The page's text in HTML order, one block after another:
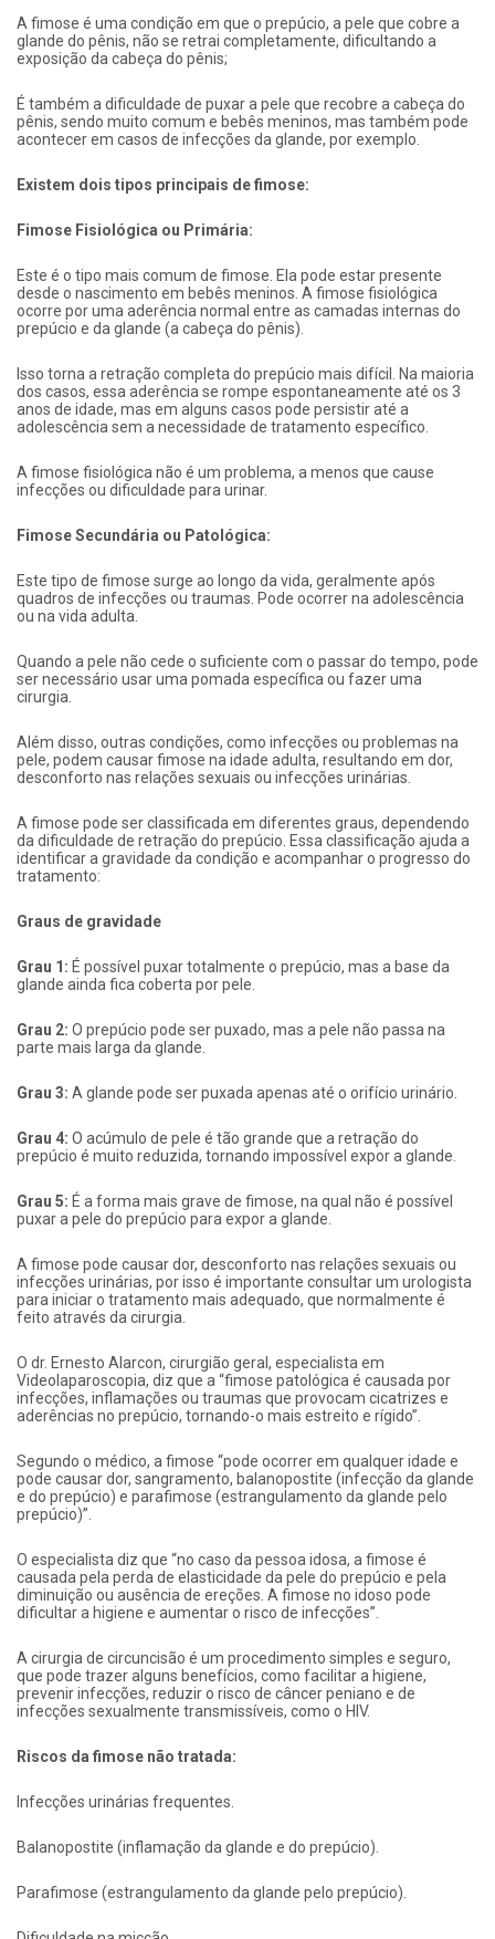
A fimose é uma condição em que o prepúcio, a pele que cobre a
glande do pênis, não se retrai completamente, dificultando a
exposição da cabeça do pênis;
É também a dificuldade de puxar a pele que recobre a cabeça do
pênis, sendo muito comum e bebês meninos, mas também pode
acontecer em casos de infecções da glande, por exemplo.
Existem dois tipos principais de fimose:
Fimose Fisiológica ou Primária:
Este é o tipo mais comum de fimose. Ela pode estar presente
desde o nascimento em bebês meninos. A fimose fisiológica
ocorre por uma aderência normal entre as camadas internas do
prepúcio e da glande (a cabeça do pênis).
Isso torna a retração completa do prepúcio mais difícil. Na maioria
dos casos, essa aderência se rompe espontaneamente até os 3
anos de idade, mas em alguns casos pode persistir até a
adolescência sem a necessidade de tratamento específico.
A fimose fisiológica não é um problema, a menos que cause
infecções ou dificuldade para urinar.
Fimose Secundária ou Patológica:
Este tipo de fimose surge ao longo da vida, geralmente após
quadros de infecções ou traumas. Pode ocorrer na adolescência
ou na vida adulta.
Quando a pele não cede o suficiente com o passar do tempo, pode
ser necessário usar uma pomada específica ou fazer uma
cirurgia.
Além disso, outras condições, como infecções ou problemas na
pele, podem causar fimose na idade adulta, resultando em dor,
desconforto nas relações sexuais ou infecções urinárias.
A fimose pode ser classificada em diferentes graus, dependendo
da dificuldade de retração do prepúcio. Essa classificação ajuda a
identificar a gravidade da condição e acompanhar o progresso do
tratamento:
Graus de gravidade
Grau 1: É possível puxar totalmente o prepúcio, mas a base da
glande ainda fica coberta por pele.
Grau 2: O prepúcio pode ser puxado, mas a pele não passa na
parte mais larga da glande.
Grau 3: A glande pode ser puxada apenas até o orifício urinário.
Grau 4: O acúmulo de pele é tão grande que a retração do
prepúcio é muito reduzida, tornando impossível expor a glande.
Grau 5: É a forma mais grave de fimose, na qual não é possível
puxar a pele do prepúcio para expor a glande.
A fimose pode causar dor, desconforto nas relações sexuais ou
infecções urinárias, por isso é importante consultar um urologista
para iniciar o tratamento mais adequado, que normalmente é
feito através da cirurgia.
O dr. Ernesto Alarcon, cirurgião geral, especialista em
Videolaparoscopia, diz que a “fimose patológica é causada por
infecções, inflamações ou traumas que provocam cicatrizes e
aderências no prepúcio, tornando-o mais estreito e rígido”.
Segundo o médico, a fimose “pode ocorrer em qualquer idade e
pode causar dor, sangramento, balanopostite (infecção da glande
e do prepúcio) e parafimose (estrangulamento da glande pelo
prepúcio)”.
O especialista diz que “no caso da pessoa idosa, a fimose é
causada pela perda de elasticidade da pele do prepúcio e pela
diminuição ou ausência de ereções. A fimose no idoso pode
dificultar a higiene e aumentar o risco de infecções”.
A cirurgia de circuncisão é um procedimento simples e seguro,
que pode trazer alguns benefícios, como facilitar a higiene,
prevenir infecções, reduzir o risco de câncer peniano e de
infecções sexualmente transmissíveis, como o HIV.
Riscos da fimose não tratada:
Infecções urinárias frequentes.
Balanopostite (inflamação da glande e do prepúcio).
Parafimose (estrangulamento da glande pelo prepúcio).